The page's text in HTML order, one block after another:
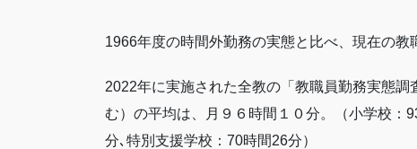
1966年度の時間外勤務の実態と比べ、現在の教
2022年に実施された全教の「教職員勤務実態
む）の平均は、月９６時間１０分。（小学校：
分､特別支援学校：70時間26分）